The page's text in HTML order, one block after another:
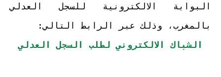
البوابة الالكترونية للسجل العدلي
بالمغرب، وذلك عبر الرابط التالي:
الشباك الالكتروني لطلب السجل العدلي